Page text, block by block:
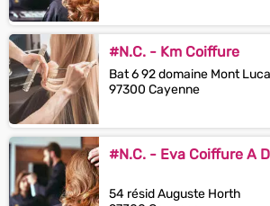
#N.C. - Km Coiffure
Bat 6 92 domaine Mont
97300 Cayenne
#N.C. - Eva Coiffure A
54 résid Auguste Horth